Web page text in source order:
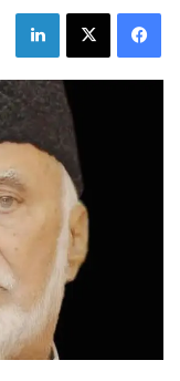
Facebook
X